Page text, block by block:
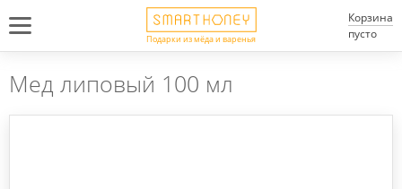
Подарки из мёда и варенья
Корзина
пусто
Мед липовый 100 мл